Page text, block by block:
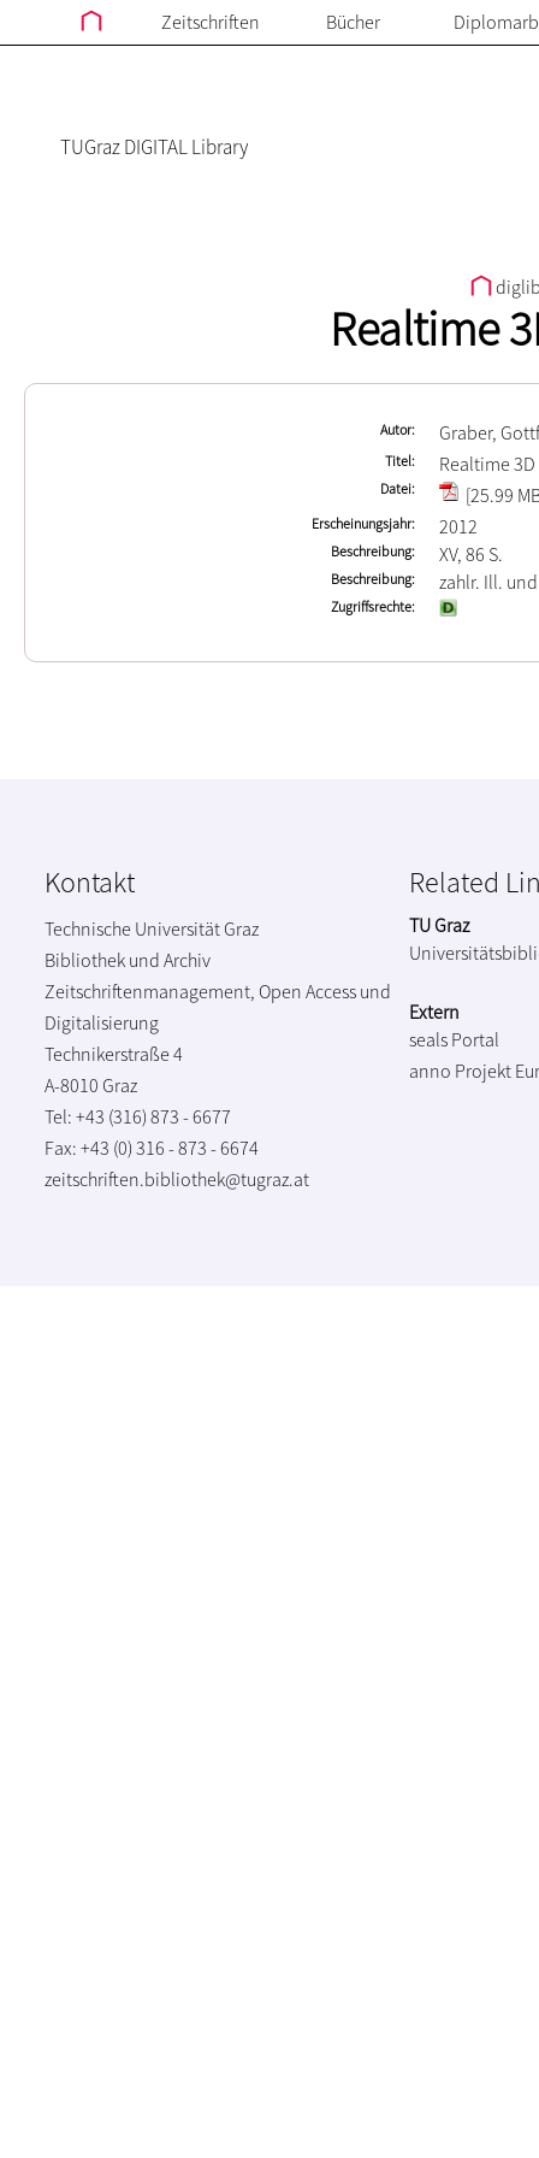
Zeitschriften Bücher
TUGraz DIGITAL Library
Realtime
Autor Graber,
Titel Realtime
Datei [25.99
Erscheinungsjahr 2012
Beschreibung XV, 86 S.
Beschreibung zahlr. Ill.
Zugriffsrechte
Kontakt
Technische Universität Graz
Bibliothek und Archiv
Zeitschriftenmanagement, Open Access und
Digitalisierung
Technikerstraße 4
A-8010 Graz
Tel: +43 (316) 873 - 6677
Fax: +43 (0) 316 - 873 - 6674
zeitschriften.bibliothek@tugraz.at
Related
TU Graz
Extern
seals Portal
anno Projekt